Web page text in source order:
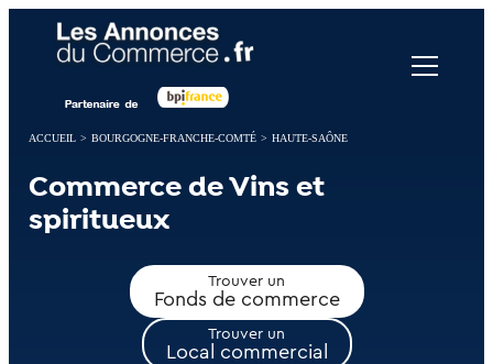
ACCUEIL > BOURGOGNE-FRANCHE-COMTÉ > HAUTE-SAÔNE
Commerce de Vins et
spiritueux
Trouver un
Fonds de commerce
Trouver un
Local commercial
Panneau de gestion des cookies